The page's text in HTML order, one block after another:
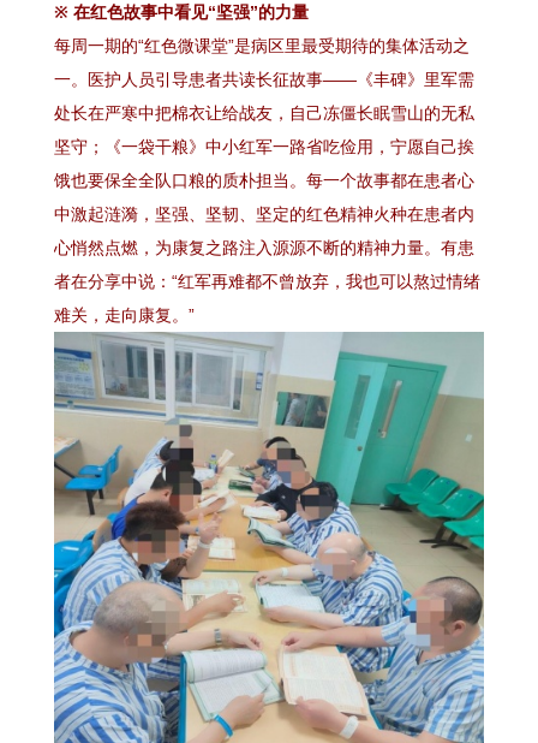
※ 在红色故事中看见“坚强”的力量
每周一期的“红色微课堂”是病区里最受期待的集体活动之
一。医护人员引导患者共读长征故事——《丰碑》里军需
处长在严寒中把棉衣让给战友，自己冻僵长眠雪山的无私
坚守；《一袋干粮》中小红军一路省吃俭用，宁愿自己挨
饿也要保全全队口粮的质朴担当。每一个故事都在患者心
中激起涟漪，坚强、坚韧、坚定的红色精神火种在患者内
心悄然点燃，为康复之路注入源源不断的精神力量。有患
者在分享中说：“红军再难都不曾放弃，我也可以熬过情绪
难关，走向康复。”